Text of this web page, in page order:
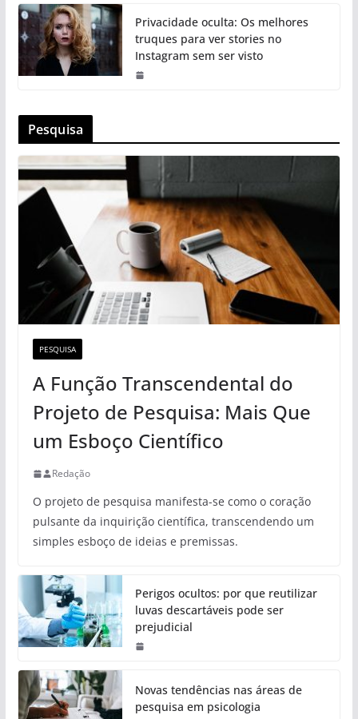
Privacidade oculta: Os melhores
truques para ver stories no
Instagram sem ser visto
Pesquisa
PESQUISA
A Função Transcendental do
Projeto de Pesquisa: Mais Que
um Esboço Científico
Redação
O projeto de pesquisa manifesta-se como o coração
pulsante da inquirição científica, transcendendo um
simples esboço de ideias e premissas.
Perigos ocultos: por que reutilizar
luvas descartáveis pode ser
prejudicial
Novas tendências nas áreas de
pesquisa em psicologia